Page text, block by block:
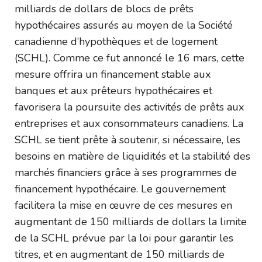
milliards de dollars de blocs de prêts
hypothécaires assurés au moyen de la Société
canadienne d’hypothèques et de logement
(SCHL). Comme ce fut annoncé le 16 mars, cette
mesure offrira un financement stable aux
banques et aux prêteurs hypothécaires et
favorisera la poursuite des activités de prêts aux
entreprises et aux consommateurs canadiens. La
SCHL se tient prête à soutenir, si nécessaire, les
besoins en matière de liquidités et la stabilité des
marchés financiers grâce à ses programmes de
financement hypothécaire. Le gouvernement
facilitera la mise en œuvre de ces mesures en
augmentant de 150 milliards de dollars la limite
de la SCHL prévue par la loi pour garantir les
titres, et en augmentant de 150 milliards de